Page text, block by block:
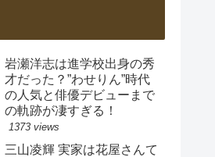
岩瀬洋志は進学校出身の秀
才だった？”わせりん”時代
の人気と俳優デビューまで
の軌跡が凄すぎる！
1373 views
三山凌輝 実家は花屋さんて